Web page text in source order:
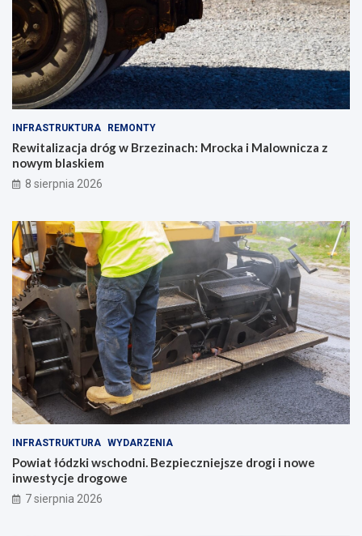
INFRASTRUKTURA REMONTY
Rewitalizacja dróg w Brzezinach: Mrocka i Malownicza z
nowym blaskiem
8 sierpnia 2026
INFRASTRUKTURA WYDARZENIA
Powiat łódzki wschodni. Bezpieczniejsze drogi i nowe
inwestycje drogowe
7 sierpnia 2026